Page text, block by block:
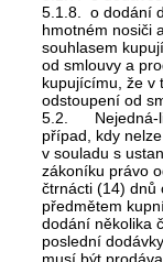
5.1.8. o dodání
hmotném nosiči
souhlasem
od smlouvy a
kupujícímu, že v
odstoupení od
5.2. Nejedná-li
případ, kdy
v souladu s
zákoníku právo
čtrnácti (14) dnů
předmětem
dodání několika
poslední